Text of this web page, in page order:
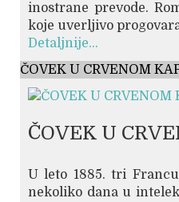
inostrane prevode.
koje uverljivo
Detaljnije...
ČOVEK U CRVENOM
ČOVEK U
U leto 1885. tri
nekoliko dana u